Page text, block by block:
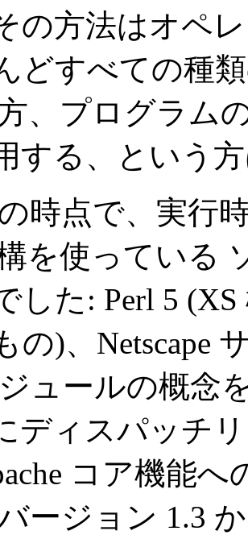
の方法はオペ
どすべての種
、プログラム
する、という
時点で、実行
を使っている
した: Perl 5
の)、Netscape
ュールの概念
ディスパッチ
コア機能
ージョン 1.3